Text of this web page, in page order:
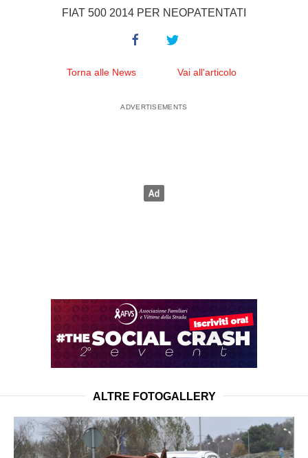
FIAT 500 2014 PER NEOPATENTATI
Torna alle News Vai all'articolo
ALTRE FOTOGALLERY